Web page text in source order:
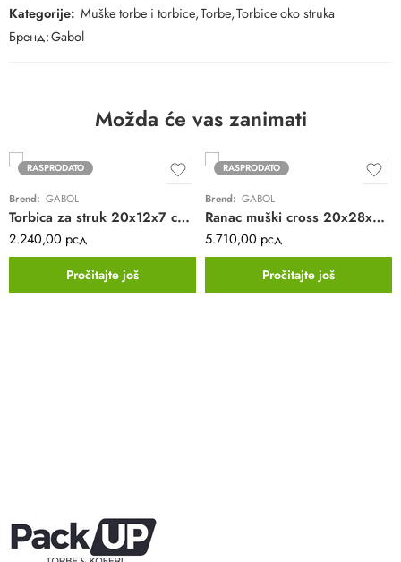
Kategorije: Muške torbe i torbice,Torbe,Torbice oko struka
Бренд:Gabol
Možda će vas zanimati
RASPRODATO
Brend: GABOL
Torbica za struk 20x12x7 cm Twist ECO
2.240,00 рсд
Pročitajte još
RASPRODATO
Brend: GABOL
Ranac muški cross 20x28x7 cm Stinger
5.710,00 рсд
Pročitajte još